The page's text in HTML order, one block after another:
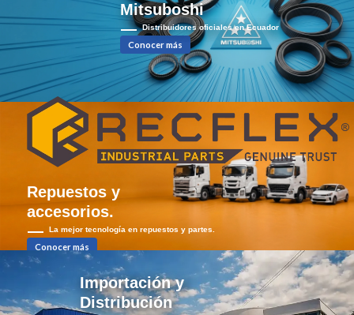
Bandas de
transmisión
/ +500
Modelos en
stock
Envíos a nivel NACIONAL
Conocer más
Mitsuboshi
Distribuidores oficiales en Ecuador
Conocer más
Repuestos y
accesorios.
La mejor tecnología en repuestos y partes.
Conocer más
Importación y
Distribución